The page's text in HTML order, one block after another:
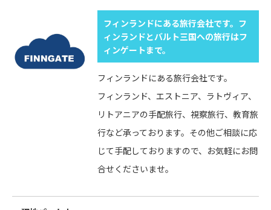
フィンランドにある旅行会社です。フ
ィンランドとバルト三国への旅行はフ
ィンゲートまで。
フィンランドにある旅行会社です。
フィンランド、エストニア、ラトヴィア、
リトアニアの手配旅行、視察旅行、教育旅
行など承っております。その他ご相談に応
じて手配しておりますので、お気軽にお問
合せくださいませ。